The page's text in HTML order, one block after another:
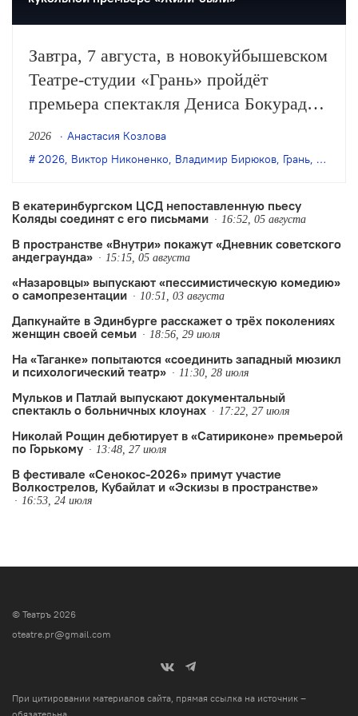
Завтра, 7 августа, в новокуйбышевском
Театре-студии «Грань» пройдёт
премьера спектакля Дениса Бокурадзе
«Жили-были» по пьесе Владимира
Бирюкова.
2026
Анастасия Козлова
2026, Виктор Никоненко, Владимир Бирюков, Грань, Денис
В екатеринбургском ЦСД непоставленную пьесу
Коляды соединят с его письмами
16:52, 05 августа
В пространстве «Внутри» покажут «Дневник советского
андеграунда»
15:15, 05 августа
«Назаровцы» выпускают «пессимистическую комедию»
о самопрезентации
10:51, 03 августа
Дапкунайте в Эдинбурге расскажет о трёх поколениях
женщин своей семьи
18:56, 29 июля
На «Таганке» попытаются «соединить западный мюзикл
и психологический театр»
11:30, 28 июля
Мульков и Патлай выпускают документальный
спектакль о больничных клоунах
17:22, 27 июля
Николай Рощин дебютирует в «Сатириконе» премьерой
по Горькому
13:48, 27 июля
В фестивале «Сенокос-2026» примут участие
Волкострелов, Кубайлат и «Эскизы в пространстве»
16:53, 24 июля
© Театръ 2026
oteatre.pr@gmail.com
При цитировании материалов сайта, прямая ссылка на источник –